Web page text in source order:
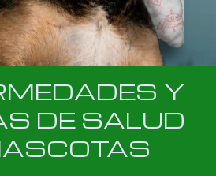
Y
DE SALUD